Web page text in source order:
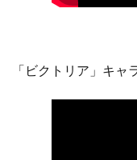
「ビクトリア」キャ